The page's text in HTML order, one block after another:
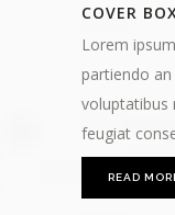
COVER
Lorem
partiendo
voluptatibus
feugiat
READ